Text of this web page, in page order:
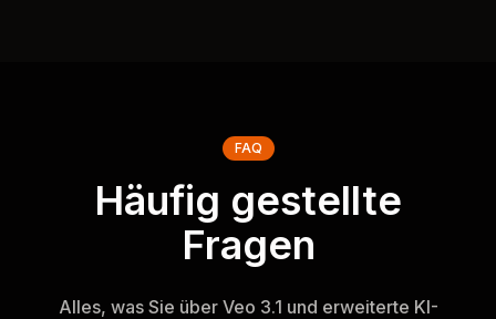
FAQ
Häufig gestellte
Fragen
Alles, was Sie über Veo 3.1 und erweiterte KI-